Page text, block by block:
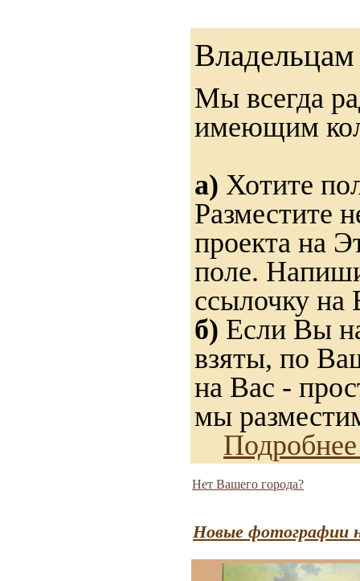
Мы всегда
имеющим
а) Хотите
Разместите
проекта на
поле.
ссылочку
б) Если Вы
взяты, по
на Вас -
мы
Нет Вашего города?
Новые фотографии